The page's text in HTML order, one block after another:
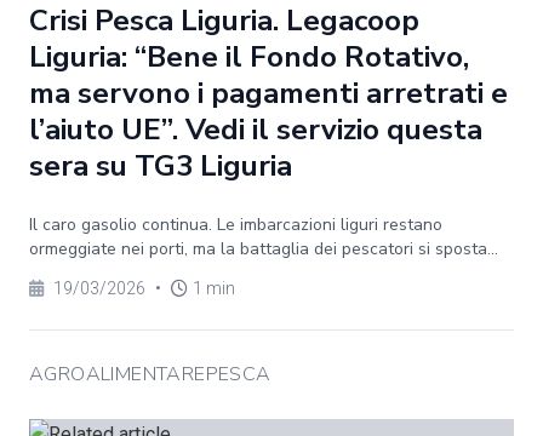
Crisi Pesca Liguria. Legacoop
Liguria: “Bene il Fondo Rotativo,
ma servono i pagamenti arretrati e
l’aiuto UE”. Vedi il servizio questa
sera su TG3 Liguria
Il caro gasolio continua. Le imbarcazioni liguri restano
ormeggiate nei porti, ma la battaglia dei pescatori si sposta...
19/03/2026 • 1 min
AGROALIMENTAREPESCA